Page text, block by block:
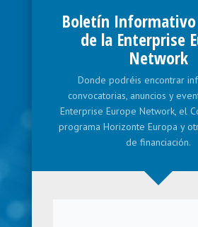
Boletín
de la Enterprise
Network
Donde podréis encontrar
convocatorias, anuncios y
Enterprise Europe Network, el
programa Horizonte Europa y
de financiación.